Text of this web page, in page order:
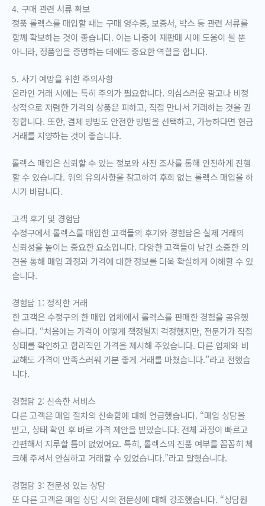
4. 구매 관련 서류 확보
정품 롤렉스를 매입할 때는 구매 영수증, 보증서, 박스 등 관련 서류를
함께 확보하는 것이 좋습니다. 이는 나중에 재판매 시에 도움이 될 뿐
아니라, 정품임을 증명하는 데에도 중요한 역할을 합니다.
5. 사기 예방을 위한 주의사항
온라인 거래 시에는 특히 주의가 필요합니다. 의심스러운 광고나 비정
상적으로 저렴한 가격의 상품은 피하고, 직접 만나서 거래하는 것을 권
장합니다. 또한, 결제 방법도 안전한 방법을 선택하고, 가능하다면 현금
거래를 지양하는 것이 좋습니다.
롤렉스 매입은 신뢰할 수 있는 정보와 사전 조사를 통해 안전하게 진행
할 수 있습니다. 위의 유의사항을 참고하여 후회 없는 롤렉스 매입을 하
시기 바랍니다.
고객 후기 및 경험담
수정구에서 롤렉스를 매입한 고객들의 후기와 경험담은 실제 거래의
신뢰성을 높이는 중요한 요소입니다. 다양한 고객들이 남긴 소중한 의
견을 통해 매입 과정과 가격에 대한 정보를 더욱 확실하게 이해할 수 있
습니다.
경험담 1: 정직한 거래
한 고객은 수정구의 한 매입 업체에서 롤렉스를 판매한 경험을 공유했
습니다. “처음에는 가격이 어떻게 책정될지 걱정했지만, 전문가가 직접
상태를 확인하고 합리적인 가격을 제시해 주었습니다. 다른 업체와 비
교해도 가격이 만족스러워 기분 좋게 거래를 마쳤습니다.”라고 전했습
니다.
경험담 2: 신속한 서비스
다른 고객은 매입 절차의 신속함에 대해 언급했습니다. “매입 상담을
받고, 상태 확인 후 바로 가격 제안을 받았습니다. 전체 과정이 빠르고
간편해서 지루할 틈이 없었어요. 특히, 롤렉스의 진품 여부를 꼼꼼히 체
크해 주셔서 안심하고 거래할 수 있었습니다.”라고 말했습니다.
경험담 3: 전문성 있는 상담
또 다른 고객은 매입 상담 시의 전문성에 대해 강조했습니다. “상담원